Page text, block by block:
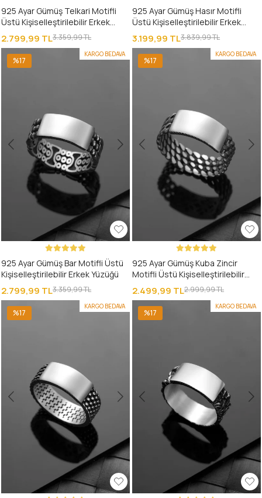
925 Ayar Gümüş Telkari Motifli
Üstü Kişiselleştirilebilir Erkek
Yüzüğü
2.799,99 TL3.359,99 TL
925 Ayar Gümüş Hasır Motifli
Üstü Kişiselleştirilebilir Erkek
Yüzüğü
3.199,99 TL3.839,99 TL
KARGO BEDAVA
%17
925 Ayar Gümüş Bar Motifli Üstü
Kişiselleştirilebilir Erkek Yüzüğü
2.799,99 TL3.359,99 TL
KARGO BEDAVA
%17
925 Ayar Gümüş Kuba Zincir
Motifli Üstü Kişiselleştirilebilir
Erkek Yüzüğü
2.499,99 TL2.999,99 TL
KARGO BEDAVA
%17
KARGO BEDAVA
%17